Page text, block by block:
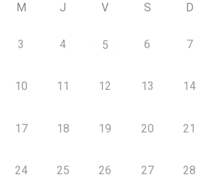
M J V S D
3 4 5 6 7
10 11 12 13 14
17 18 19 20 21
24 25 26 27 28